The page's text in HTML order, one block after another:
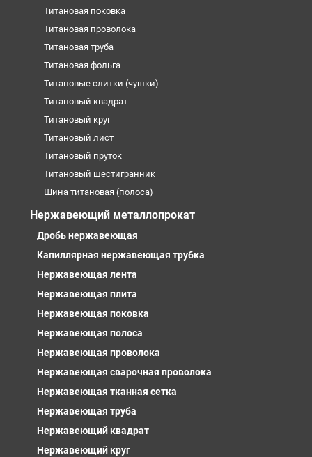
Титановая поковка
Титановая проволока
Титановая труба
Титановая фольга
Титановые слитки (чушки)
Титановый квадрат
Титановый круг
Титановый лист
Титановый пруток
Титановый шестигранник
Шина титановая (полоса)
Нержавеющий металлопрокат
Дробь нержавеющая
Капиллярная нержавеющая трубка
Нержавеющая лента
Нержавеющая плита
Нержавеющая поковка
Нержавеющая полоса
Нержавеющая проволока
Нержавеющая сварочная проволока
Нержавеющая тканная сетка
Нержавеющая труба
Нержавеющий квадрат
Нержавеющий круг